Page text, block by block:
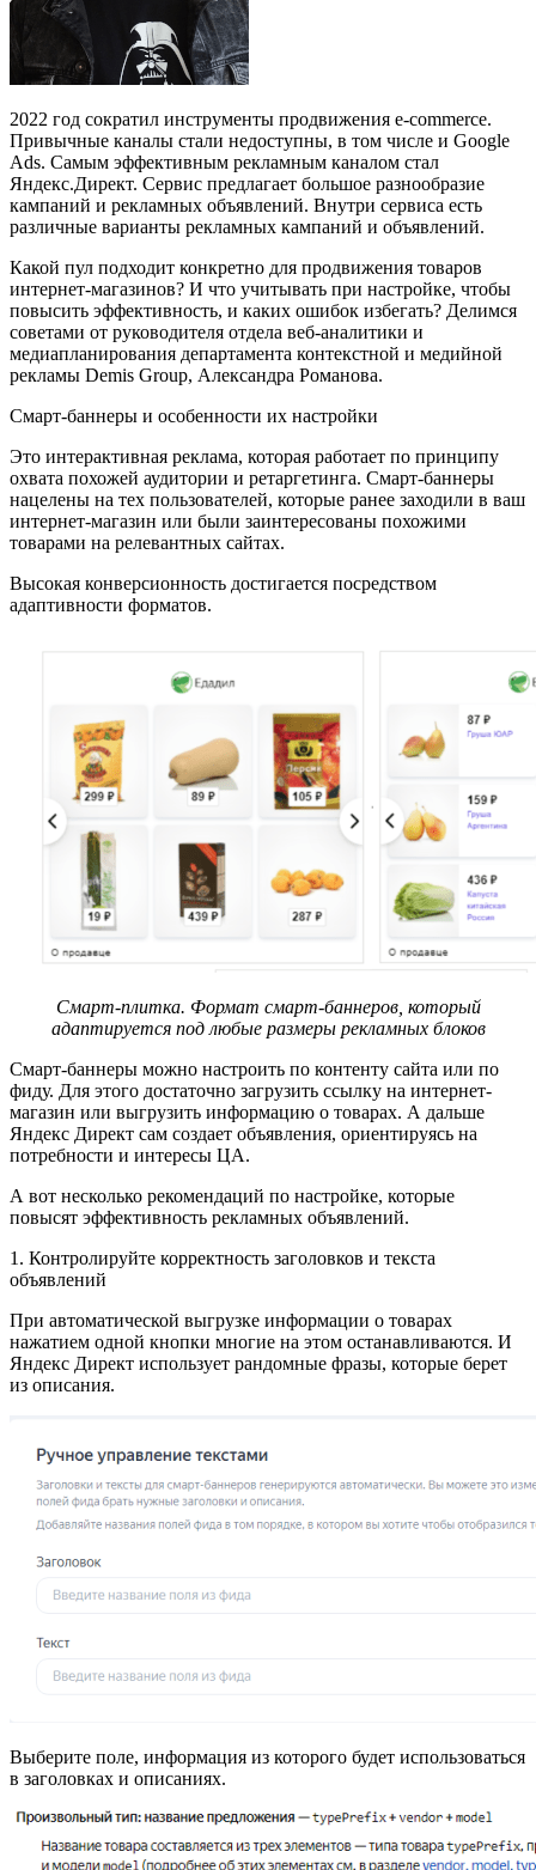
2022 год сократил инструменты продвижения e-commerce.
Привычные каналы стали недоступны, в том числе и Google
Ads. Самым эффективным рекламным каналом стал
Яндекс.Директ. Сервис предлагает большое разнообразие
кампаний и рекламных объявлений. Внутри сервиса есть
различные варианты рекламных кампаний и объявлений.
Какой пул подходит конкретно для продвижения товаров
интернет-магазинов? И что учитывать при настройке, чтобы
повысить эффективность, и каких ошибок избегать? Делимся
советами от руководителя отдела веб-аналитики и
медиапланирования департамента контекстной и медийной
рекламы Demis Group, Александра Романова.
Смарт-баннеры и особенности их настройки
Это интерактивная реклама, которая работает по принципу
охвата похожей аудитории и ретаргетинга. Смарт-баннеры
нацелены на тех пользователей, которые ранее заходили в ваш
интернет-магазин или были заинтересованы похожими
товарами на релевантных сайтах.
Высокая конверсионность достигается посредством
адаптивности форматов.
Смарт-плитка. Формат смарт-баннеров, который
адаптируется под любые размеры рекламных блоков
Смарт-баннеры можно настроить по контенту сайта или по
фиду. Для этого достаточно загрузить ссылку на интернет-
магазин или выгрузить информацию о товарах. А дальше
Яндекс Директ сам создает объявления, ориентируясь на
потребности и интересы ЦА.
А вот несколько рекомендаций по настройке, которые
повысят эффективность рекламных объявлений.
1. Контролируйте корректность заголовков и текста
объявлений
При автоматической выгрузке информации о товарах
нажатием одной кнопки многие на этом останавливаются. И
Яндекс Директ использует рандомные фразы, которые берет
из описания.
Выберите поле, информация из которого будет использоваться
в заголовках и описаниях.